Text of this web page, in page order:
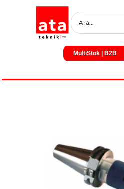
MultiStok | B2B